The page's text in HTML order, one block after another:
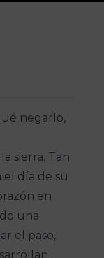
negarlo,
sierra. Tan
el día de su
en
una
el paso,